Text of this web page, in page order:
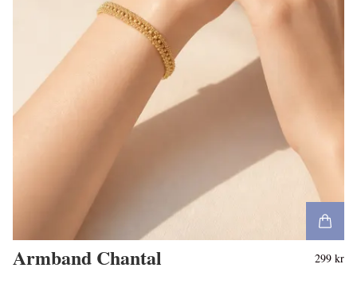
Armband Chantal 299 kr